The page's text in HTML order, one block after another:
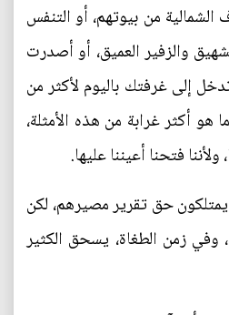
من بيوتهم، أو التنفس
والزفير العميق، أو أصدرت
إلى غرفتك باليوم لأكثر من
أكثر غرابة من هذه الأمثلة،
ولأننا فتحنا أعيننا عليها.
حق تقرير مصيرهم، لكن
وفي زمن الطغاة، يسحق الكثير